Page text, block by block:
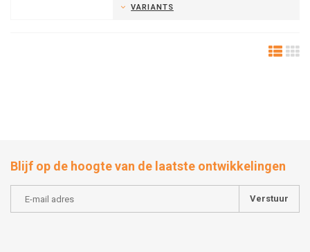
VARIANTS
Blijf op de hoogte van de laatste ontwikkelingen
Verstuur